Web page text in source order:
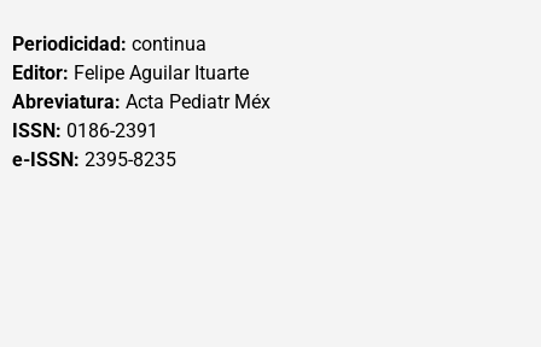
Periodicidad: continua
Editor: Felipe Aguilar Ituarte
Abreviatura: Acta Pediatr Méx
ISSN: 0186-2391
e-ISSN: 2395-8235